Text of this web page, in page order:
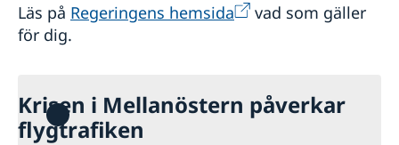
Läs på Regeringens hemsida
vad som gäller
för dig.
Krisen i Mellanöstern påverkar
flygtrafiken